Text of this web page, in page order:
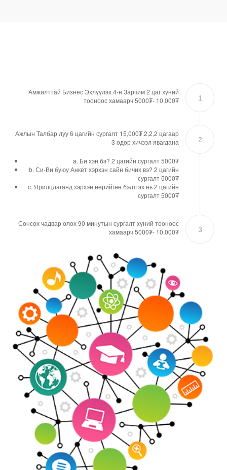
1
Амжилттай Бизнес Эхлүүлэх 4-н Зарчим 2 цаг хүний
тооноос хамаарч 5000₮- 10,000₮
2
Ажлын Талбар луу 6 цагийн сургалт 15,000₮ 2,2,2 цагаар
3 өдөр хичээл явагдана
a. Би хэн бэ? 2 цагийн сургалт 5000₮
b. Си-Ви буюу Анкет хэрхэн сайн бичих вэ? 2 цагийн
сургалт 5000₮
c. Ярилцлаганд хэрхэн өөрийгөө бэлтгэх нь 2 цагийн
сургалт 5000₮
3
Сонсох чадвар олох 90 минутын сургалт хүний тооноос
хамаарч 5000₮- 10,000₮